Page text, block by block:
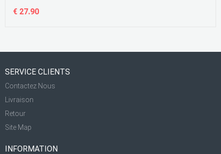
€ 27.90
SERVICE CLIENTS
Contactez Nous
Livraison
Retour
Site Map
INFORMATION